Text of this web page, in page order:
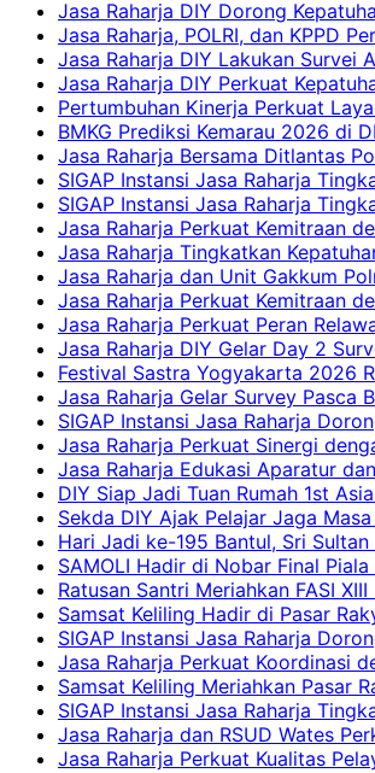
Jasa Raharja DIY Dorong
Jasa Raharja, POLRI, dan KPPD
Jasa Raharja DIY Lakukan Survei
Jasa Raharja DIY Perkuat
Pertumbuhan Kinerja Perkuat
BMKG Prediksi Kemarau 2026 di
Jasa Raharja Bersama Ditlantas
SIGAP Instansi Jasa Raharja
SIGAP Instansi Jasa Raharja
Jasa Raharja Perkuat Kemitraan
Jasa Raharja Tingkatkan
Jasa Raharja dan Unit Gakkum
Jasa Raharja Perkuat Kemitraan
Jasa Raharja Perkuat Peran
Jasa Raharja DIY Gelar Day 2
Festival Sastra Yogyakarta 2026
Jasa Raharja Gelar Survey Pasca
SIGAP Instansi Jasa Raharja
Jasa Raharja Perkuat Sinergi
Jasa Raharja Edukasi Aparatur
DIY Siap Jadi Tuan Rumah 1st
Sekda DIY Ajak Pelajar Jaga
Hari Jadi ke-195 Bantul, Sri
SAMOLI Hadir di Nobar Final
Ratusan Santri Meriahkan FASI
Samsat Keliling Hadir di Pasar
SIGAP Instansi Jasa Raharja
Jasa Raharja Perkuat Koordinasi
Samsat Keliling Meriahkan Pasar
SIGAP Instansi Jasa Raharja
Jasa Raharja dan RSUD Wates
Jasa Raharja Perkuat Kualitas